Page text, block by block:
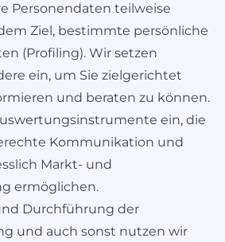
Personendaten teilweise
Ziel, bestimmte persönliche
(Profiling). Wir setzen
ein, um Sie zielgerichtet
und beraten zu können.
ein, die
Kommunikation und
Markt- und
ermöglichen.
Durchführung der
und auch sonst nutzen wir